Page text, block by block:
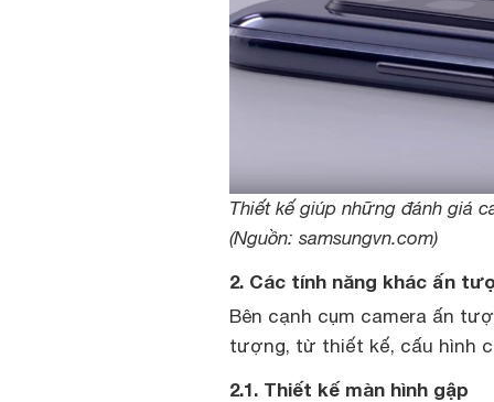
Thiết kế giúp những đánh giá
(Nguồn: samsungvn.com)
2. Các tính năng khác ấn
Bên cạnh cụm camera ấn
tượng, từ thiết kế, cấu hình
2.1. Thiết kế màn hình gập